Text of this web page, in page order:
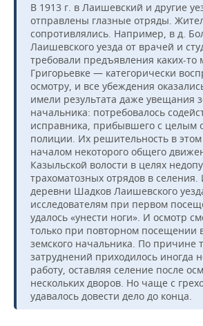
В 1913 г. в Лаишевский и другие
отправлены глазные отряды.
сопротивлялись. Например, в д.
Лаишевского уезда от врачей и
требовали предъявления каких-то
Григорьевке — категорически
осмотру, и все убеждения
имели результата даже увещания
начальника: потребовалось
исправника, прибывшего с целым
полиции. Их решительность в
началом некоторого общего
Казыльской волости в целях
трахоматозных отрядов в селения.
деревни Шадков Лаишевского
исследователям при первом
удалось «унести ноги». И осмотр
только при повторном посещении
земского начальника. По причине
затруднений приходилось иногда
работу, оставляя селение после
нескольких дворов. Но чаще с
удавалось довести дело до конца.